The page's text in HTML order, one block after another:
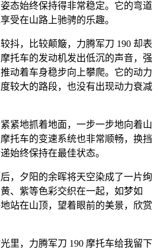
态始终保持得非常稳定。它的弯道
受在山路上驰骋的乐趣。
，比较颠簸，力腾军刀 190 却表
托车的发动机发出低沉的声音，强
动着车身稳步向上攀爬。它的动力
较大的路段，也没有出现动力衰减
地抓着地面，一步一步地向着山
托车的变速系统也非常顺畅，换挡
始终保持在最佳状态。
夕阳的余晖将天空染成了一片绚
、紫等色彩交织在一起，如梦如
站在山顶，望着眼前的美景，欣赏
，力腾军刀 190 摩托车给我留下